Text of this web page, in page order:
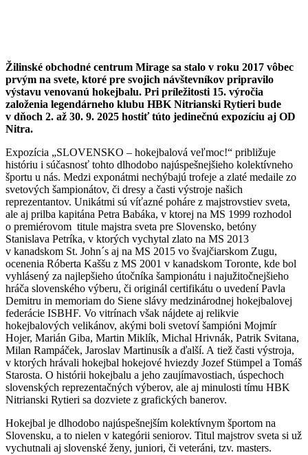
Žilinské obchodné centrum Mirage sa stalo v roku 2017 vôbec
prvým na svete, ktoré pre svojich návštevníkov pripravilo
výstavu venovanú hokejbalu. Pri príležitosti 15. výročia
založenia legendárneho klubu HBK Nitrianski Rytieri bude
v dňoch 2. až 30. 9. 2025 hostiť túto jedinečnú expozíciu aj OD
Nitra.
Expozícia „SLOVENSKO – hokejbalová veľmoc!“ približuje
históriu i súčasnosť tohto dlhodobo najúspešnejšieho kolektívneho
športu u nás. Medzi exponátmi nechýbajú trofeje a zlaté medaile zo
svetových šampionátov, či dresy a časti výstroje našich
reprezentantov. Unikátmi sú víťazné poháre z majstrovstiev sveta,
ale aj prilba kapitána Petra Babáka, v ktorej na MS 1999 rozhodol
o premiérovom titule majstra sveta pre Slovensko, betóny
Stanislava Petríka, v ktorých vychytal zlato na MS 2013
v kanadskom St. John´s aj na MS 2015 vo švajčiarskom Zugu,
ocenenia Róberta Kaššu z MS 2001 v kanadskom Toronte, kde bol
vyhlásený za najlepšieho útočníka šampionátu i najužitočnejšieho
hráča slovenského výberu, či originál certifikátu o uvedení Pavla
Demitru in memoriam do Siene slávy medzinárodnej hokejbalovej
federácie ISBHF. Vo vitrínach však nájdete aj relikvie
hokejbalových velikánov, akými boli svetoví šampióni Mojmír
Hojer, Marián Giba, Martin Miklík, Michal Hrivnák, Patrik Svitana,
Milan Rampáček, Jaroslav Martinusík a ďalší. A tiež časti výstroja,
v ktorých hrávali hokejbal hokejové hviezdy Jozef Stümpel a Tomáš
Starosta. O histórii hokejbalu a jeho zaujímavostiach, úspechoch
slovenských reprezentačných výberov, ale aj minulosti tímu HBK
Nitrianski Rytieri sa dozviete z grafických banerov.
Hokejbal je dlhodobo najúspešnejším kolektívnym športom na
Slovensku, a to nielen v kategórii seniorov. Titul majstrov sveta si už
vychutnali aj slovenské ženy, juniori, či veteráni, tzv. masters.